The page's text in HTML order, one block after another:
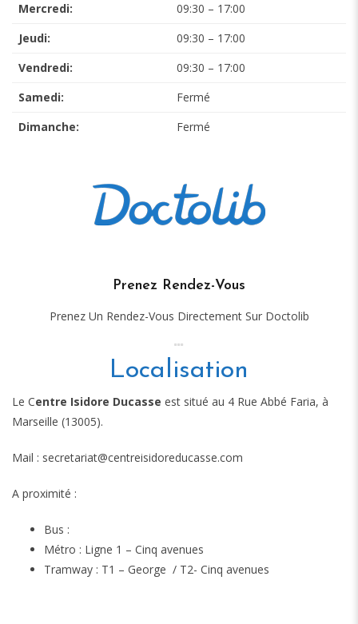
Mercredi:
09:30 – 17:00
Jeudi:
09:30 – 17:00
Vendredi:
09:30 – 17:00
Samedi:
Fermé
Dimanche:
Fermé
Prenez Rendez-Vous
Prenez Un Rendez-Vous Directement Sur Doctolib
Localisation
Le Centre Isidore Ducasse est situé au 4 Rue Abbé Faria, à
Marseille (13005).
Mail : secretariat@centreisidoreducasse.com
A proximité :
Bus :
Métro : Ligne 1 – Cinq avenues
Tramway : T1 – George / T2- Cinq avenues